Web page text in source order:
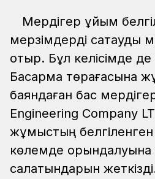
Мердігер ұйым
мерзімдерді сақтауды
отыр. Бұл келісімде де
Басқарма төрағасына
баяндаған бас
Engineering Company
жұмыстың белгіленген
көлемде орындалуына
салатындарын